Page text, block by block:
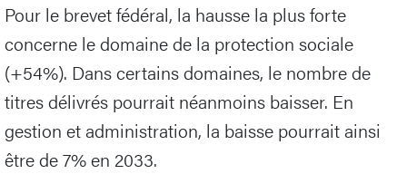
Pour le brevet fédéral, la hausse la plus forte
concerne le domaine de la protection sociale
(+54%). Dans certains domaines, le nombre de
titres délivrés pourrait néanmoins baisser. En
gestion et administration, la baisse pourrait ainsi
être de 7% en 2033.